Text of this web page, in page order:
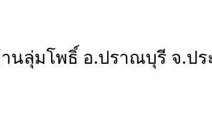
ลุ่มโพธิ์ อ.ปราณบุรี จ.ป